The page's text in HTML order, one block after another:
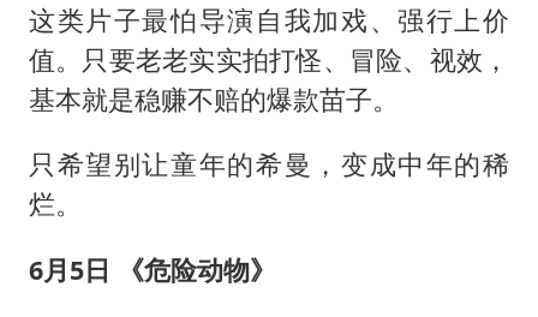
这类片子最怕导演自我加戏、强行上价
值。只要老老实实拍打怪、冒险、视效，
基本就是稳赚不赔的爆款苗子。
只希望别让童年的希曼，变成中年的稀
烂。
6月5日 《危险动物》